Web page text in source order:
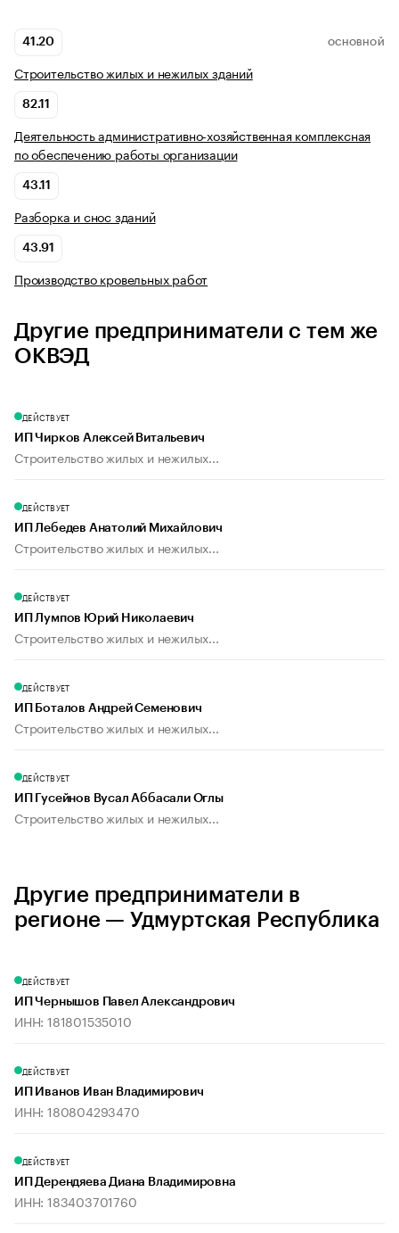
41.20 ОСНОВНОЙ
Строительство жилых и нежилых зданий
82.11
Деятельность административно-хозяйственная комплексная
по обеспечению работы организации
43.11
Разборка и снос зданий
43.91
Производство кровельных работ
Другие предприниматели с тем же
ОКВЭД
ДЕЙСТВУЕТ
ИП Чирков Алексей Витальевич
Строительство жилых и нежилых...
ДЕЙСТВУЕТ
ИП Лебедев Анатолий Михайлович
Строительство жилых и нежилых...
ДЕЙСТВУЕТ
ИП Лумпов Юрий Николаевич
Строительство жилых и нежилых...
ДЕЙСТВУЕТ
ИП Боталов Андрей Семенович
Строительство жилых и нежилых...
ДЕЙСТВУЕТ
ИП Гусейнов Вусал Аббасали Оглы
Строительство жилых и нежилых...
Другие предприниматели в
регионе — Удмуртская Республика
ДЕЙСТВУЕТ
ИП Чернышов Павел Александрович
ИНН: 181801535010
ДЕЙСТВУЕТ
ИП Иванов Иван Владимирович
ИНН: 180804293470
ДЕЙСТВУЕТ
ИП Дерендяева Диана Владимировна
ИНН: 183403701760